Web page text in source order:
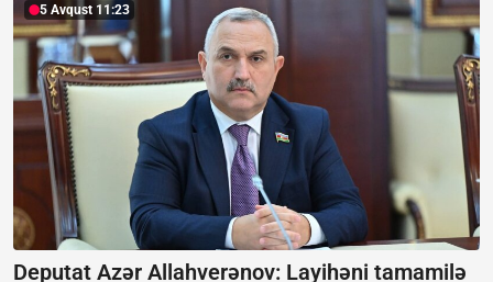
5 Avqust 11:23
Deputat Azər Allahverənov: Layihəni tamamilə